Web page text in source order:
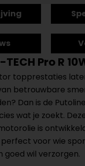
Pro R
topprestaties
betrouwbare
Dan is de
wat je zoekt.
is
voor wie
goed wil verzorgen.